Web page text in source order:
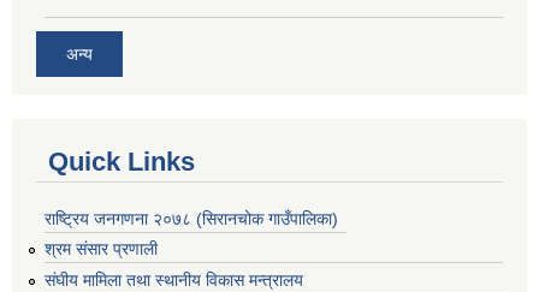
अन्य
Quick Links
राष्ट्रिय जनगणना २०७८ (सिरानचोक गाउँपालिका)
श्रम संसार प्रणाली
संघीय मामिला तथा स्थानीय विकास मन्त्रालय